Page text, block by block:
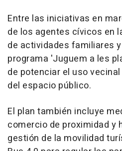
Entre las iniciativas en
de los agentes cívicos en
de actividades familiares
programa 'Juguem a les
de potenciar el uso
del espacio público.
El plan también incluye
comercio de proximidad y
gestión de la movilidad